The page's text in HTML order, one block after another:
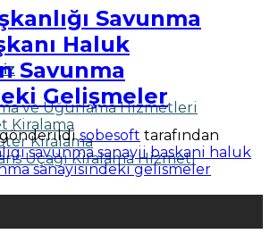
ve Uğurlama Hizmetleri
Kiralama
Kiralama
Uçağı Kiralama Hizmeti
Savunma
Haluk
Savunma
Gelişmeler
gönderildi sobesoft tarafından